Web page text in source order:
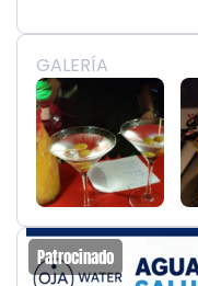
GALERÍA
Patrocinado